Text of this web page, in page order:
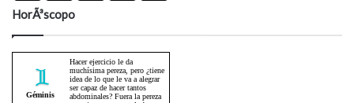
HorÃ³scopo